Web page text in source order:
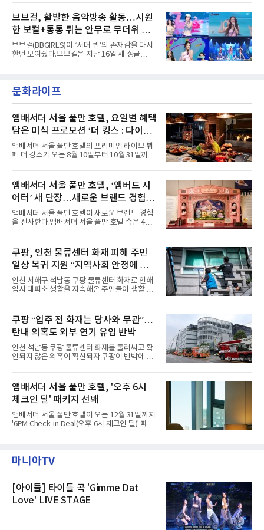
엣을 거침없이 결합했다. 멤버들은 각기 다른 개
성을 살린 스타일링을 선
벌 오디오·음원 스트리밍 플랫폼 스포티파이에
서 27일 자로 누적 재생 수 2억 회를 돌파했
다”고 밝혔다.곡이 발표된 지 약 10개월 만이다.
팀의 첫 번째 2억 스트리밍 곡은 동일 음반에 수
록된 ‘GO!’다. 이 노래는 공개 약 9개월 만인 지
난달 26일 자에 2억 고지를 밟았다. 이는 최근 5
년 내 데뷔한 보이그룹의 곡 중 최단기 2억 달성
했다. “내 티, 5 bucks 바지는, 만원” 등 멤버들
의 라이프 스타일
브브걸, 활발한 음악방송 활동…시원
한 보컬+통통 튀는 안무로 무더위 사
냥
브브걸(BBGIRLS)이 ‘서머 퀸’의 존재감을 다시
한번 보여줬다.브브걸은 지난 16일 새 싱글
MBC '쇼! 음악중심', SBS '인기가요' 등 주요 음
악방송 무대에 올라 화려한 퍼포먼스를 펼쳤다.
력을 앞세워 매 무대 색다른 볼거리를 선사했다.
특히 화사한 파스텔 톤의 비치웨어부터 청량한
마린룩, 햇살 아래 반짝이는 물결을 연상시키는
스커트, 강렬한 붉은 계열의 스타일링까지 각기
다른 매력을 선보였다. 브브걸은 다채로운 여름
패션을 완벽하게 소화하며 보
문화라이프
앰배서더 서울 풀만 호텔, 요일별 혜택
담은 미식 프로모션 ‘더 킹스 : 다이닝
프리빌리지즈’ 선봬
앰배서더 서울 풀만 호텔의 프리미엄 라이브 뷔
페 더 킹스가 오는 8월 10일부터 10월 31일까지
즈’를 선보인다.앰배서더 서울 풀만 호텔 측은
“요일마다 다른 즐거움과 한층 깊어진 미식의 여
유를 경험할 수 있도록 기획했다”고 밝혔다.먼저
월요일과 화요일에는 한 주의 문을 여는 여유로
운 식사를 테마로 다양한 혜택이 마련된다. 런치
이용 시 성인 5인 이상 사전 예약 고객에게 성인
1인 무료 혜택을 제공하며, 디너 이용 시에는 성
유료 회원 고객을 대상으로 5% 추가 할인 또는
바우처 1매 추가
앰배서더 서울 풀만 호텔, ‘앰버드 시
어터’ 새 단장…새로운 브랜드 경험 선
사
앰배서더 서울 풀만 호텔이 새로운 브랜드 경험
을 선사한다.앰배서더 서울 풀만 호텔 측은 4일
이야기를 담은 인형 극장 콘셉트의 공간 ‘앰버드
시어터(Ambird Theater)’를 새롭게 선보인
다”고 밝혔다.앰배서더 서울 풀만 호텔은 로비
한편에 마련된 앰버드 존을 통해 앰버드의 세계
관을 소개해왔다. 앰버드 존은 앰버드가 우주여
행 중 수집한 다양한 굿즈를 전시한 '앰버드 플래
닛(Ambird Planet)과 계절별 플라워 연출로 사
라 극장을 모티브로 한 데코레이션으로 구성됐
다. 무대 공간 및 티켓 박스
쿠팡, 인천 물류센터 화재 피해 주민
일상 복귀 지원 “지역사회 안정에 총
력”
인천 서해구 석남동 쿠팡 물류센터 화재로 인해
임시 대피소 생활을 지속해온 주민들이 생활 터
필먼트서비스(CFS)가 지난 28일부터 화재 피해
주민을 대상으로 전문 출장 청소서비스 지원에
나섬으로써 본격적인 지역사회 복구 작업이 시
작된 것이다.대피소 주민 중심 청소 접수, 첫날
부터 2가구 지원 완료CFS는 신현초등학교, 신
현북초등학교, 신현여자중학교 등 인천 서해구
관내 임시 대피소 3곳에서 체류해온 화재 피해
민들의 호응 속에 CFS는 즉시 행동에 나섰다. 지
난 28일 오후 전문 청소업체와
쿠팡 “입주 전 화재는 당사와 무관”…
탄내 의혹도 외부 연기 유입 반박
인천 석남동 쿠팡 물류센터 화재를 둘러싸고 확
인되지 않은 의혹이 확산되자 쿠팡이 반박에 나
에 대해서는 외부 화재 연기 유입이라고 설명했
고, 2023년 같은 물류센터에서 발생한 화재에
대해서도 쿠팡 입주 전 공사 과정에서 벌어진 일
이라며 선을 그었다.쿠팡은 21일 인천 물류센터
내부에서 불이 타는 냄새가 났다는 의혹과 관련
해 “사실무근”이라는 입장을 밝혔다.회사 측은
“인근에서 지난 15일 다른 회사에서 발생한 대
것으로 확인됐다”고 설명했다.이어 “정확한 화
재 원인은 추후 조사될
앰배서더 서울 풀만 호텔, '오후 6시
체크인 딜' 패키지 선봬
앰배서더 서울 풀만 호텔이 오는 12월 31일까지
'6PM Check-in Deal(오후 6시 체크인 딜)' 패키
텔 측은 “퇴근 후 또는 주말 도심 속에서 짧지만
온전한 휴식을 원하는 고객들에게 특별한 경험
제큐티브 두 가지 타입으로 구성된다. 디럭스 패
키지는 객실 1박(룸 온리)으로 심플한 호캉스를
즐길 수 있으며, 이그제큐티브 패키지는 객실 1
마니아TV
[아이들] 타이틀 곡 'Gimme Dat
Love' LIVE STAGE